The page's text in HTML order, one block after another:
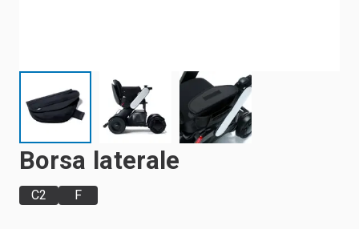
Borsa laterale
C2 F